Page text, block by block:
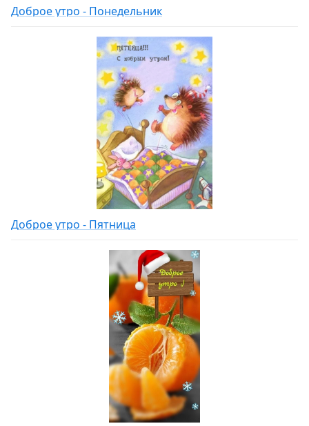
Доброе утро - Понедельник
Доброе утро - Пятница